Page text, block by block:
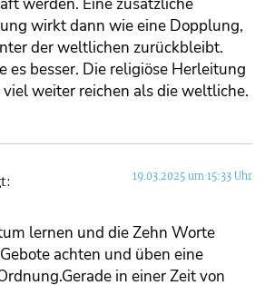
werden. Eine zusätzliche
wirkt dann wie eine Dopplung,
der weltlichen zurückbleibt.
es besser. Die religiöse Herleitung
weiter reichen als die weltliche.
19.03.2025 um 15:33 Uhr
lernen und die Zehn Worte
achten und üben eine
in einer Zeit von